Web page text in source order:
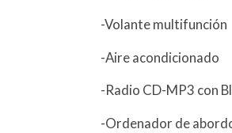
-Volante multifunción
-Aire acondicionado
-Radio CD-MP3 con
-Ordenador de